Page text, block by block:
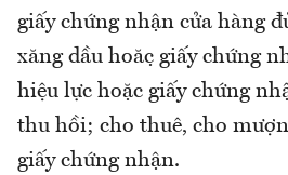
giấy chứng nhận cửa hàng
xăng dầu hoặc giấy chứng
hiệu lực hoặc giấy chứng
thu hồi; cho thuê, cho
giấy chứng nhận.